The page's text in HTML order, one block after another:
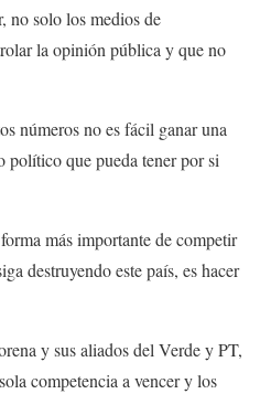
no solo los medios de
la opinión pública y que no
números no es fácil ganar una
que pueda tener por si
más importante de competir
destruyendo este país, es hacer
y sus aliados del Verde y PT,
competencia a vencer y los